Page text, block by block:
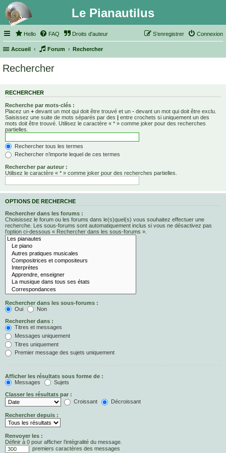
Le Pianautilus
Hello FAQ Droits d'auteur Connexion
S’enregistrer
Accueil Forum Rechercher
Rechercher
RECHERCHER
Recherche par mots-clés :
Placez un + devant un mot qui doit être trouvé et un - devant un mot qui doit être exclu.
Saisissez une suite de mots séparés par des | entre crochets si uniquement un des
mots doit être trouvé. Utilisez le caractère « * » comme joker pour des recherches
partielles.
Rechercher tous les termes
Rechercher n’importe lequel de ces termes
Rechercher par auteur :
Utilisez le caractère « * » comme joker pour des recherches partielles.
OPTIONS DE RECHERCHE
Rechercher dans les forums :
Choisissez le forum ou les forums dans le(s)quel(s) vous souhaitez effectuer une
recherche. Les sous-forums sont automatiquement inclus si vous ne désactivez pas
l’option ci-dessous « Rechercher dans les sous-forums ».
Rechercher dans les sous-forums :
Oui
Non
Rechercher dans :
Titres et messages
Messages uniquement
Titres uniquement
Premier message des sujets uniquement
Afficher les résultats sous forme de :
Messages
Sujets
Classer les résultats par :
Croissant
Décroissant
Rechercher depuis :
Renvoyer les :
Définir à 0 pour afficher l’intégralité du message.
premiers caractères des messages